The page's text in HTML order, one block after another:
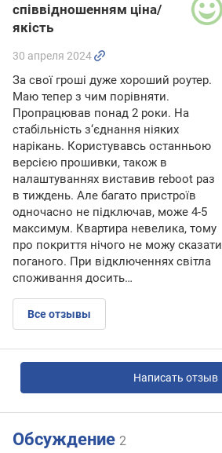
співвідношенням ціна/
якість
30 апреля 2024
За свої гроші дуже хороший роутер.
Маю тепер з чим порівняти.
Пропрацював понад 2 роки. На
стабільність з‘єднання ніяких
нарікань. Користувавсь останньою
версією прошивки, також в
налаштуваннях виставив reboot раз
в тиждень. Але багато пристроїв
одночасно не підключав, може 4-5
максимум. Квартира невелика, тому
про покриття нічого не можу сказати
поганого. При відключеннях світла
споживання досить…
Все отзывы
Написать отзыв
Обсуждение 2